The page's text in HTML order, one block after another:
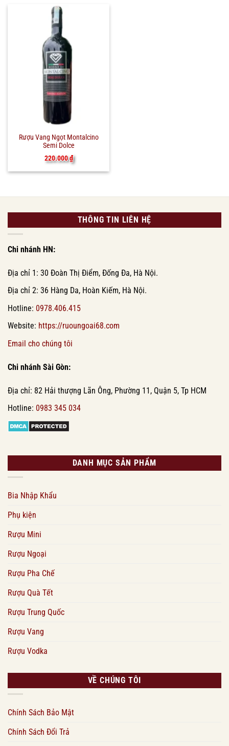
Rượu Vang Ngọt Montalcino
Semi Dolce
220.000₫
THÔNG TIN LIÊN HỆ
Chi nhánh HN:
Địa chỉ 1: 30 Đoàn Thị Điểm, Đống Đa, Hà Nội.
Địa chỉ 2: 36 Hàng Da, Hoàn Kiếm, Hà Nội.
Hotline: 0978.406.415
Website: https://ruoungoai68.com
Email cho chúng tôi
Chi nhánh Sài Gòn:
Địa chỉ: 82 Hải thượng Lãn Ông, Phường 11, Quận 5, Tp HCM
Hotline: 0983 345 034
DANH MỤC SẢN PHẨM
Bia Nhập Khẩu
Phụ kiện
Rượu Mini
Rượu Ngoại
Rượu Pha Chế
Rượu Quà Tết
Rượu Trung Quốc
Rượu Vang
Rượu Vodka
VỀ CHÚNG TÔI
Chính Sách Bảo Mật
Chính Sách Đổi Trả